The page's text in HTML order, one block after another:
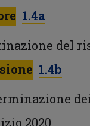
1.4a
del
1.4b
2020